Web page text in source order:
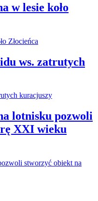
w lesie koło
ws. zatrutych
lotnisku pozwoli
XXI wieku